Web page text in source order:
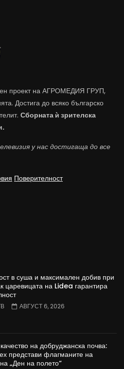
проект на АГРОМЕДИЯ ГРУП,
Достига до всяко българско
Сборната ѝ зрителска
у нас достигаща до все
Поверителност
в суша и максимален добив при
царевицата на Lidea гарантира
АВГУСТ 6, 2026
на добруджанска почва:
представи флагманите на
„Ден на полето“